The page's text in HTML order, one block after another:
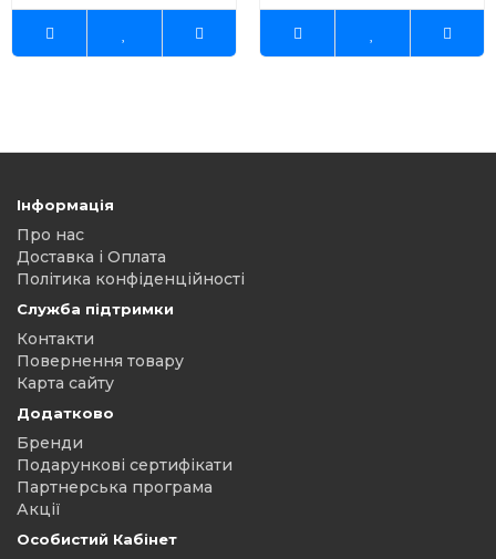
Інформація
Про нас
Доставка і Оплата
Політика конфіденційності
Служба підтримки
Контакти
Повернення товару
Карта сайту
Додатково
Бренди
Подарункові сертифікати
Партнерська програма
Акції
Особистий Кабінет